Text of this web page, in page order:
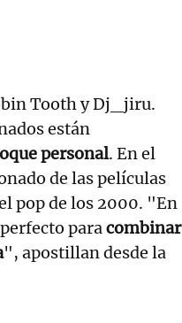
Tooth y Dj_jiru.
están
personal. En el
de las películas
pop de los 2000. "En
paracombinar
", apostillan desde la